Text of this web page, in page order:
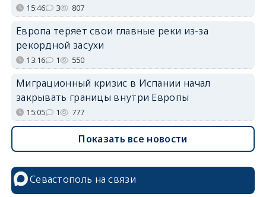
15:46 3 807
Европа теряет свои главные реки из-за
рекордной засухи
13:16 1 550
Миграционный кризис в Испании начал
закрывать границы внутри Европы
15:05 1 777
Показать все новости
Севастополь на связи